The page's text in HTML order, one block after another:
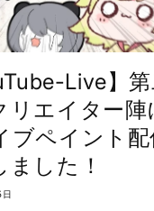
Live】
リエイター陣
ブペイント配
ました！